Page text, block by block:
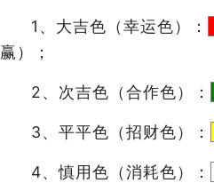
1、大吉色（幸运色）：
赢）；
2、次吉色（合作色）：
3、平平色（招财色）：
4、慎用色（消耗色）：